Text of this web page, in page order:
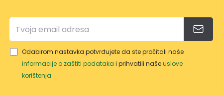
Odabirom nastavka potvrđujete da ste pročitali naše
informacije o zaštiti podataka i prihvatili našeuslove
korištenja.